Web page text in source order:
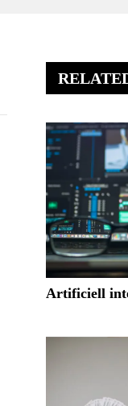
Artificiell